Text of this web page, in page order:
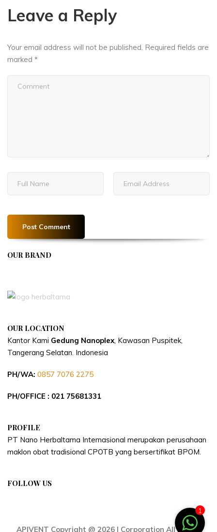
Leave a Reply
Your email address will not be published. Required fields are
marked *
OUR BRAND
OUR LOCATION
Kantor Kami Gedung Nanoplex, Kawasan Puspitek,
Tangerang Selatan. Indonesia
PH/WA: 0857 7076 2275
PH/OFFICE : 021 75681331
PROFILE
PT Nano Herbaltama Internasional merupakan perusahaan
maklon obat tradisional CPOTB yang bersertifikat BPOM.
FOLLOW US
APIVENT Copyright @ 2026 | Corporation All Rights
1